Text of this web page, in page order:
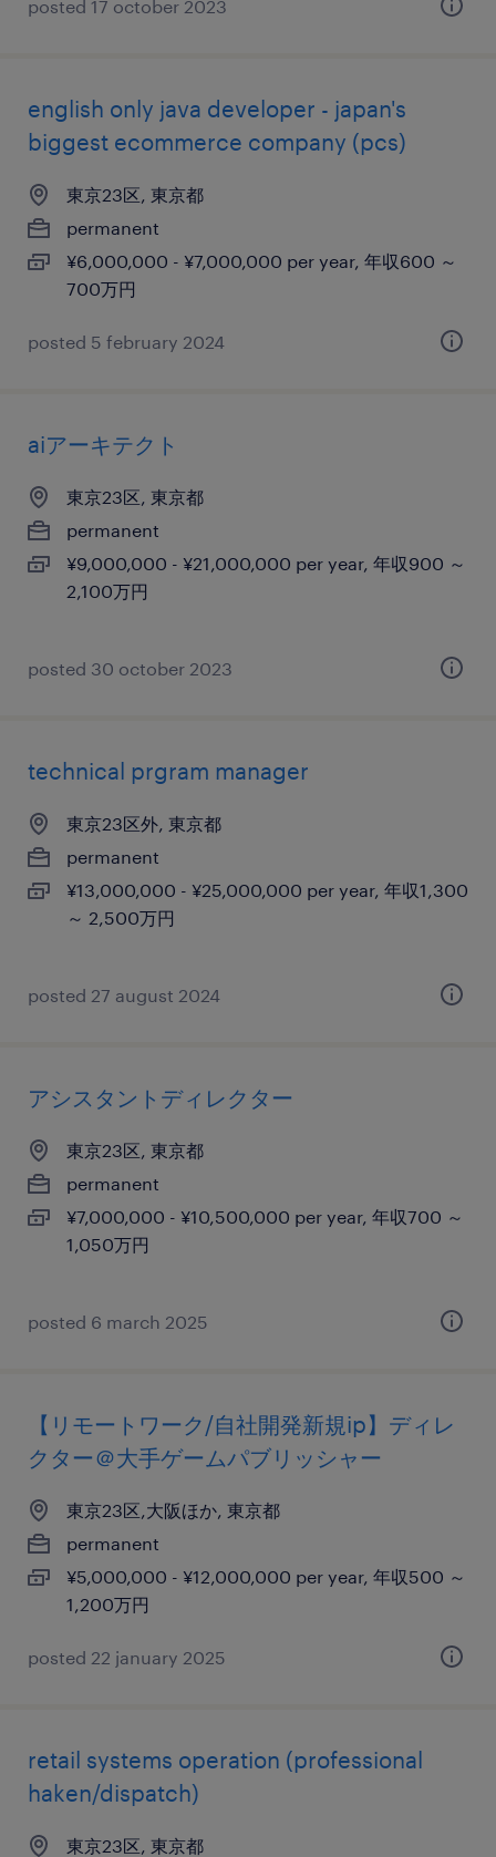
posted 17 october 2023
english only java developer - japan's
biggest ecommerce company (pcs)
東京23区, 東京都
permanent
¥6,000,000 - ¥7,000,000 per year, 年収600 ～
700万円
posted 5 february 2024
aiアーキテクト
東京23区, 東京都
permanent
¥9,000,000 - ¥21,000,000 per year, 年収900 ～
2,100万円
posted 30 october 2023
technical prgram manager
東京23区外, 東京都
permanent
¥13,000,000 - ¥25,000,000 per year, 年収1,300
～ 2,500万円
posted 27 august 2024
アシスタントディレクター
東京23区, 東京都
permanent
¥7,000,000 - ¥10,500,000 per year, 年収700 ～
1,050万円
posted 6 march 2025
【リモートワーク/自社開発新規ip】ディレ
クター＠大手ゲームパブリッシャー
東京23区,大阪ほか, 東京都
permanent
¥5,000,000 - ¥12,000,000 per year, 年収500 ～
1,200万円
posted 22 january 2025
retail systems operation (professional
haken/dispatch)
東京23区, 東京都